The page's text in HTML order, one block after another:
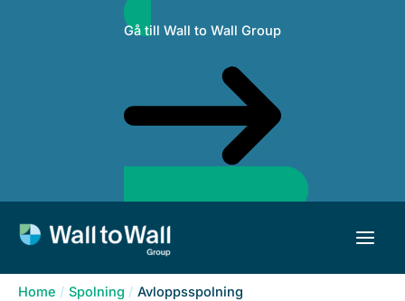
Gå till Wall to Wall Group
Home Spolning Avloppsspolning